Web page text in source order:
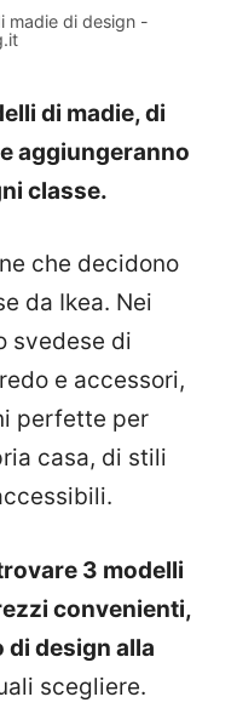
madie di design -
di madie, di
aggiungeranno
classe.
che decidono
da Ikea. Nei
svedese di
e accessori,
perfette per
casa, di stili
3 modelli
convenienti,
di design alla
scegliere.